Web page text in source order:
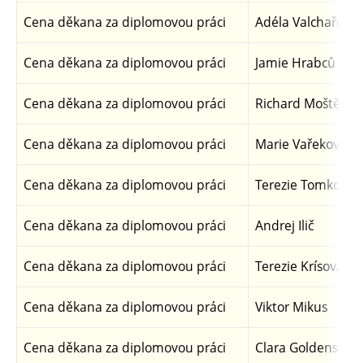
Cena děkana za diplomovou práci Adéla Valchařová
Cena děkana za diplomovou práci Jamie Hrabců
Cena děkana za diplomovou práci Richard Moštěk
Cena děkana za diplomovou práci Marie Vařeková
Cena děkana za diplomovou práci Terezie Tomková
Cena děkana za diplomovou práci Andrej Ilič
Cena děkana za diplomovou práci Terezie Krísová
Cena děkana za diplomovou práci Viktor Mikus
Cena děkana za diplomovou práci Clara Goldenstein